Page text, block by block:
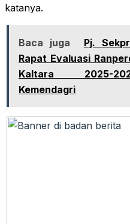
katanya.
Baca juga
Pj.
Rapat Evaluasi
Kaltara 2025-
Kemendagri